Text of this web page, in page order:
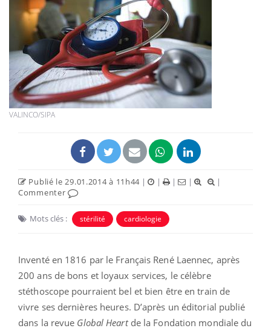
VALINCO/SIPA
Publié le 29.01.2014 à 11h44 | | | |
|
Commenter
Mots clés : stérilité cardiologie
Inventé en 1816 par le Français René Laennec, après
200 ans de bons et loyaux services, le célèbre
stéthoscope pourraient bel et bien être en train de
vivre ses dernières heures. D’après un éditorial publié
dans la revue Global Heartde la Fondation mondiale du